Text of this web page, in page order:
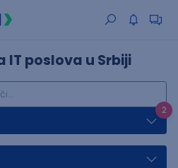
IT poslova u Srbiji
2